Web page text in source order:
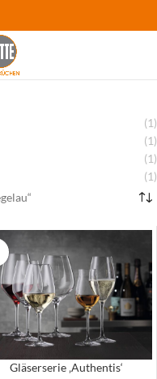
(1)
(1)
(1)
(1)
Gläserserie ‚Authentis‘